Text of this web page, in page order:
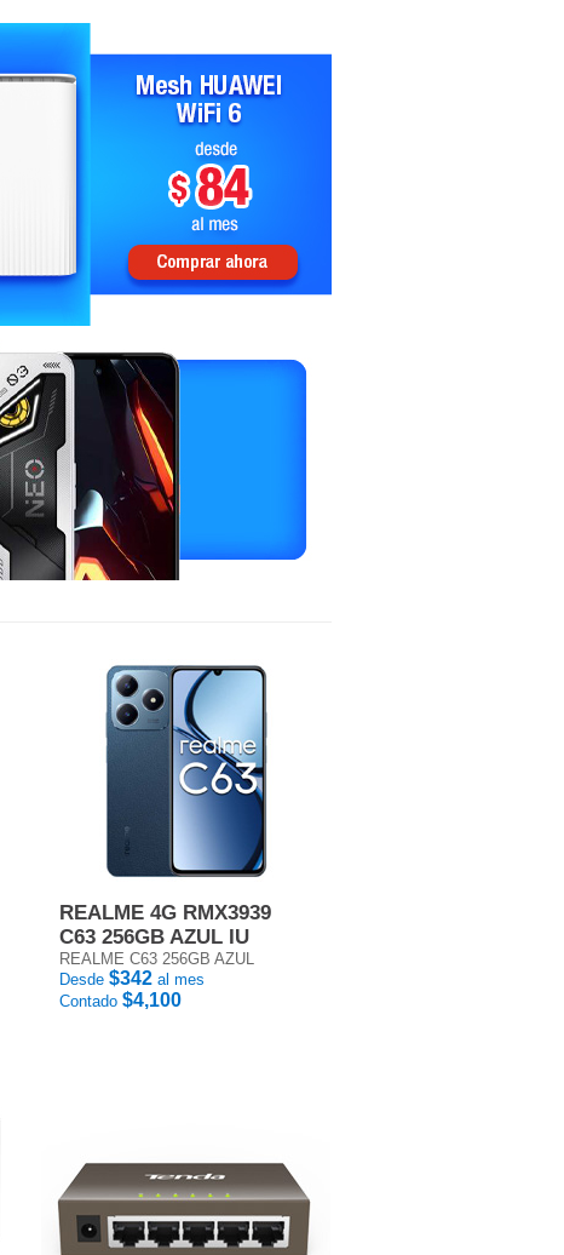
REALME 4G RMX3939
C63 256GB AZUL IU
REALME C63 256GB AZUL
Desde $342 al mes
Contado $4,100